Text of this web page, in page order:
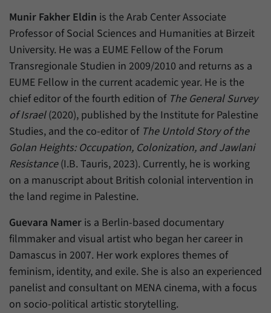
Munir Fakher Eldin is the Arab Center Associate
Professor of Social Sciences and Humanities at Birzeit
University. He was a EUME Fellow of the Forum
Transregionale Studien in 2009/2010 and returns as a
EUME Fellow in the current academic year. He is the
chief editor of the fourth edition ofThe General Survey
of Israel(2020), published by the Institute for Palestine
Studies, and the co-editor of The Untold Story of the
Golan Heights: Occupation, Colonization, and Jawlani
Resistance(I.B. Tauris, 2023). Currently, he is working
on a manuscript about British colonial intervention in
the land regime in Palestine.
Guevara Namer is a Berlin-based documentary
filmmaker and visual artist who began her career in
Damascus in 2007. Her work explores themes of
feminism, identity, and exile. She is also an experienced
panelist and consultant on MENA cinema, with a focus
on socio-political artistic storytelling.
Zweck
Mit diesem Cookie können wir speichern, von
welcher Internetseite oder Suchmaschine
Besucher durch eine Verlinkung auf unsere
Internetseite weitergeleitet wurden.
Name _pk_ses
Anbieter Matomo
Laufzeit 30 Minuten
Zweck
Mit diesem Cookie können wir für kurze Zeit
Daten über den aktuellen Aufenthalt von
Besuchern auf unserer Internetseite